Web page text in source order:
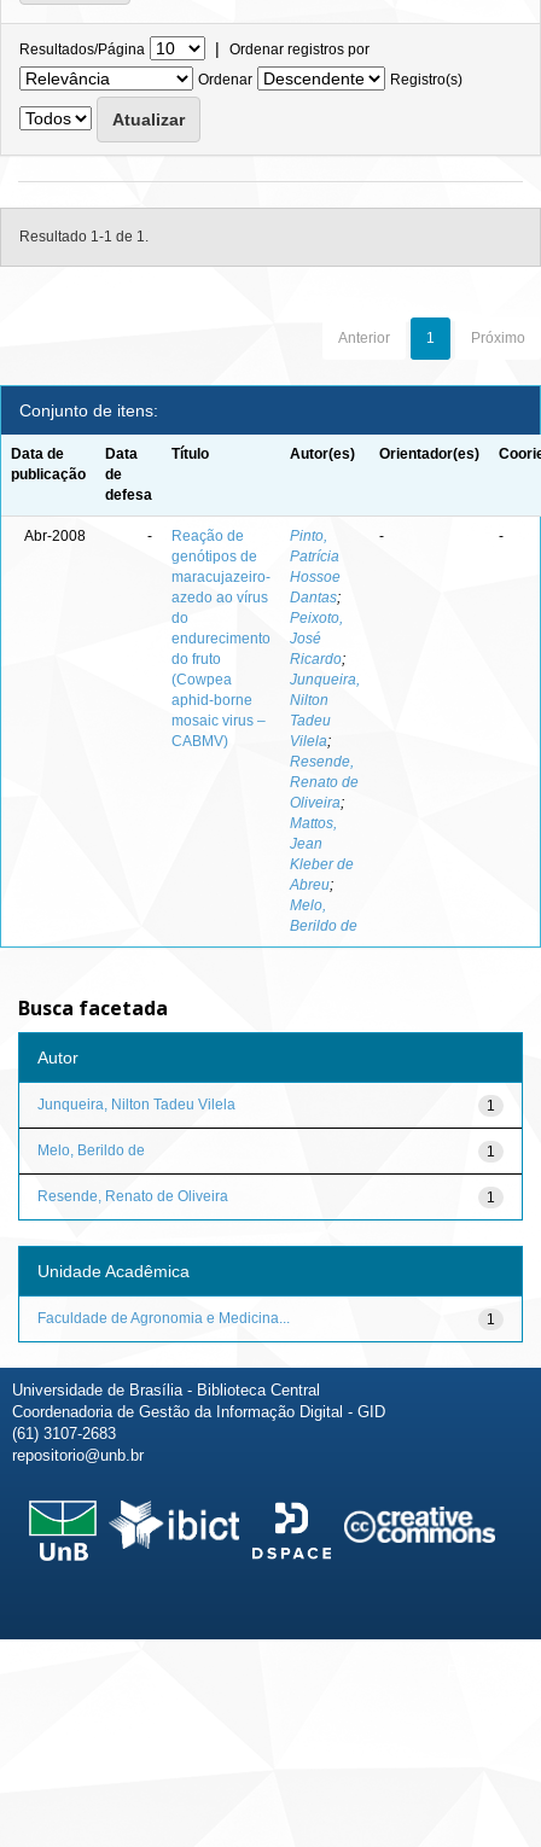
Resultados/Página | Ordenar registros por
Ordenar
Registro(s)
Resultado 1-1 de 1.
Anterior 1 Próximo
Conjunto de itens:
Data de
publicação
Data
de
defesa
Título Autor(es) Orientador(es)
Abr-2008 -
Reação de
genótipos de
maracujazeiro-
azedo ao vírus
do
endurecimento
do fruto
(Cowpea
aphid-borne
mosaic virus –
CABMV)
Pinto,
Patrícia
Hossoe
Dantas;
Peixoto,
José
Ricardo;
Junqueira,
Nilton
Tadeu
Vilela;
Resende,
Renato de
Oliveira;
Mattos,
Jean
Kleber de
Abreu;
Melo,
Berildo de
- -
Busca facetada
Autor
1
Junqueira, Nilton Tadeu Vilela
1
Melo, Berildo de
1
Resende, Renato de Oliveira
Unidade Acadêmica
1
Faculdade de Agronomia e Medicina...
Universidade de Brasília - Biblioteca Central
Coordenadoria de Gestão da Informação Digital - GID
(61) 3107-2683
repositorio@unb.br